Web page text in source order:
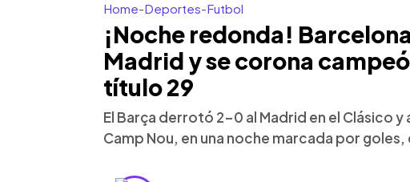
Home-Deportes-Futbol
¡Noche redonda!
Madrid y se corona
título 29
El Barça derrotó 2-0 al Madrid en el Clásico
Camp Nou, en una noche marcada por